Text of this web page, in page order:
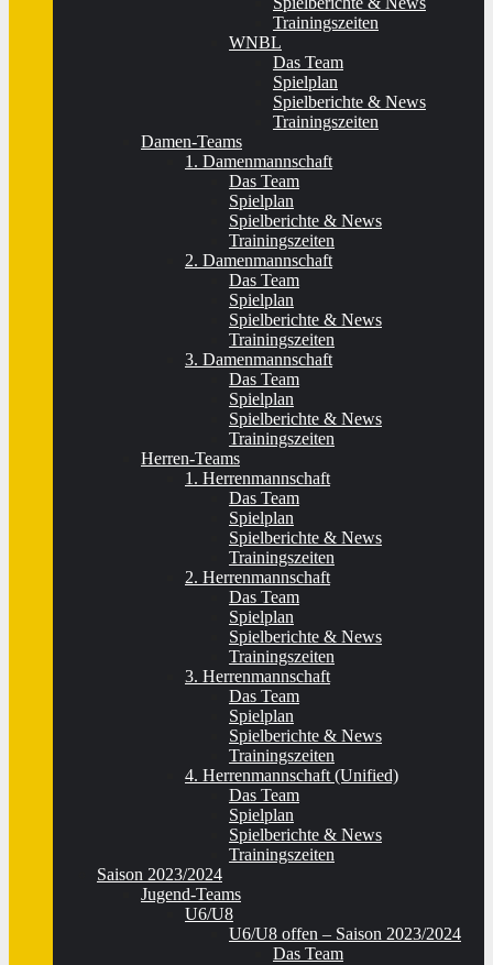
Trainingszeiten
WNBL
Das Team
Spielplan
Spielberichte & News
Trainingszeiten
Damen-Teams
1. Damenmannschaft
Das Team
Spielplan
Spielberichte & News
Trainingszeiten
2. Damenmannschaft
Das Team
Spielplan
Spielberichte & News
Trainingszeiten
3. Damenmannschaft
Das Team
Spielplan
Spielberichte & News
Trainingszeiten
Herren-Teams
1. Herrenmannschaft
Das Team
Spielplan
Spielberichte & News
Trainingszeiten
2. Herrenmannschaft
Das Team
Spielplan
Spielberichte & News
Trainingszeiten
3. Herrenmannschaft
Das Team
Spielplan
Spielberichte & News
Trainingszeiten
4. Herrenmannschaft (Unified)
Das Team
Spielplan
Spielberichte & News
Trainingszeiten
Saison 2023/2024
Jugend-Teams
U6/U8
U6/U8 offen – Saison 2023/2024
Das Team